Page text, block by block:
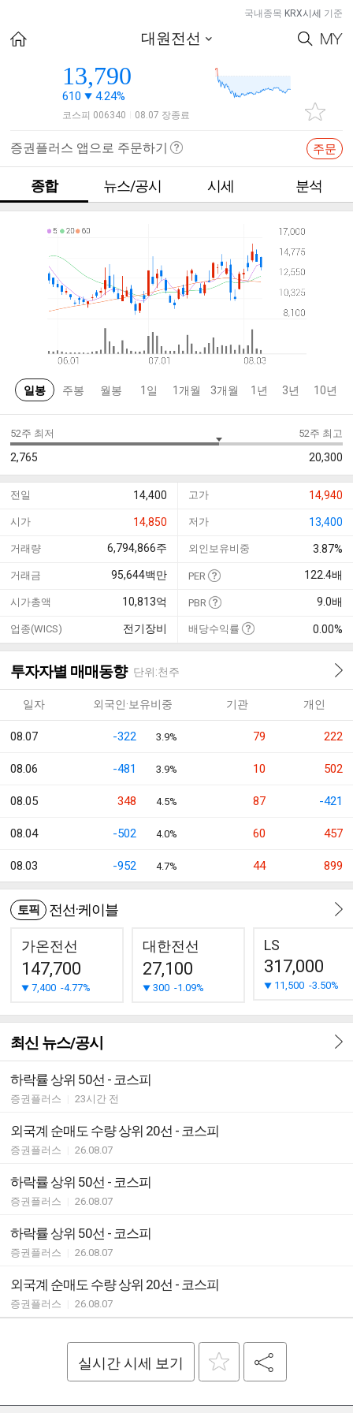
국내종목 KRX시세 기준
대원전선
13,790
610 4.24%
코스피 006340 08.07 장종료
증권플러스 앱으로 주문하기 주문
종합 뉴스/공시 시세 분석
일봉 주봉 월봉 1일 1개월 3개월 1년 3년 10년
52주 최저
2,765
52주 최고
20,300
전일 14,400 고가 14,940
시가 14,850 저가 13,400
거래량 6,794,866주 외인보유비중 3.87%
거래금 95,644백만 PER 122.4배
시가총액 10,813억 PBR 9.0배
업종(WICS) 전기장비 배당수익률 0.00%
투자자별 매매동향 단위:천주
일자 외국인·보유비중 기관 개인
08.07 -322 3.9% 79 222
08.06 -481 3.9% 10 502
08.05 348 4.5% 87 -421
08.04 -502 4.0% 60 457
08.03 -952 4.7% 44 899
토픽 전선·케이블
가온전선
147,700
7,400 -4.77%
대한전선
27,100
300 -1.09%
LS
317,000
11,500 -3.50%
최신 뉴스/공시
하락률 상위 50선 - 코스피
증권플러스 23시간 전
외국계 순매도 수량 상위 20선 - 코스피
증권플러스 26.08.07
하락률 상위 50선 - 코스피
증권플러스 26.08.07
하락률 상위 50선 - 코스피
증권플러스 26.08.07
외국계 순매도 수량 상위 20선 - 코스피
증권플러스 26.08.07
실시간 시세 보기